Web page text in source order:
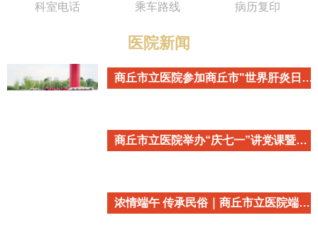
科室电话
乘车路线 病历复印
医院新闻
商丘市立医院参加商丘市"世界肝炎日"主题宣传活动
商丘市立医院举办“庆七一”讲党课暨重温入党誓词活动
浓情端午 传承民俗｜商丘市立医院端午民俗主题活动温情开启